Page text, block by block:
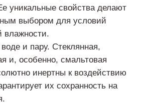
уникальные свойства делают
выбором для условий
влажности.
и пару. Стеклянная,
и, особенно, смальтовая
инертны к воздействию
их сохранность на